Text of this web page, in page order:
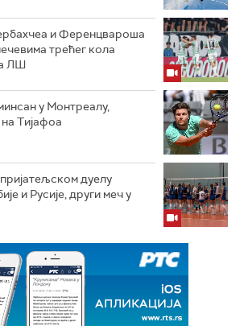
и Ференцвароша
трећег кола
ЛШ
у Монтреалу,
Тијафоа
дуелу
и Русије, други меч у